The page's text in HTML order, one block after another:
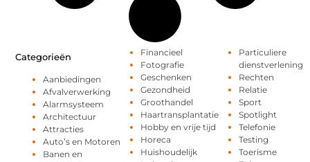
Categorieën
Aanbiedingen
Afvalverwerking
Alarmsysteem
Architectuur
Attracties
Auto’s en Motoren
Banen en
Financieel
Fotografie
Geschenken
Gezondheid
Groothandel
Haartransplantatie
Hobby en vrije tijd
Horeca
Huishoudelijk
Particuliere
dienstverlening
Rechten
Relatie
Sport
Spotlight
Telefonie
Testing
Toerisme